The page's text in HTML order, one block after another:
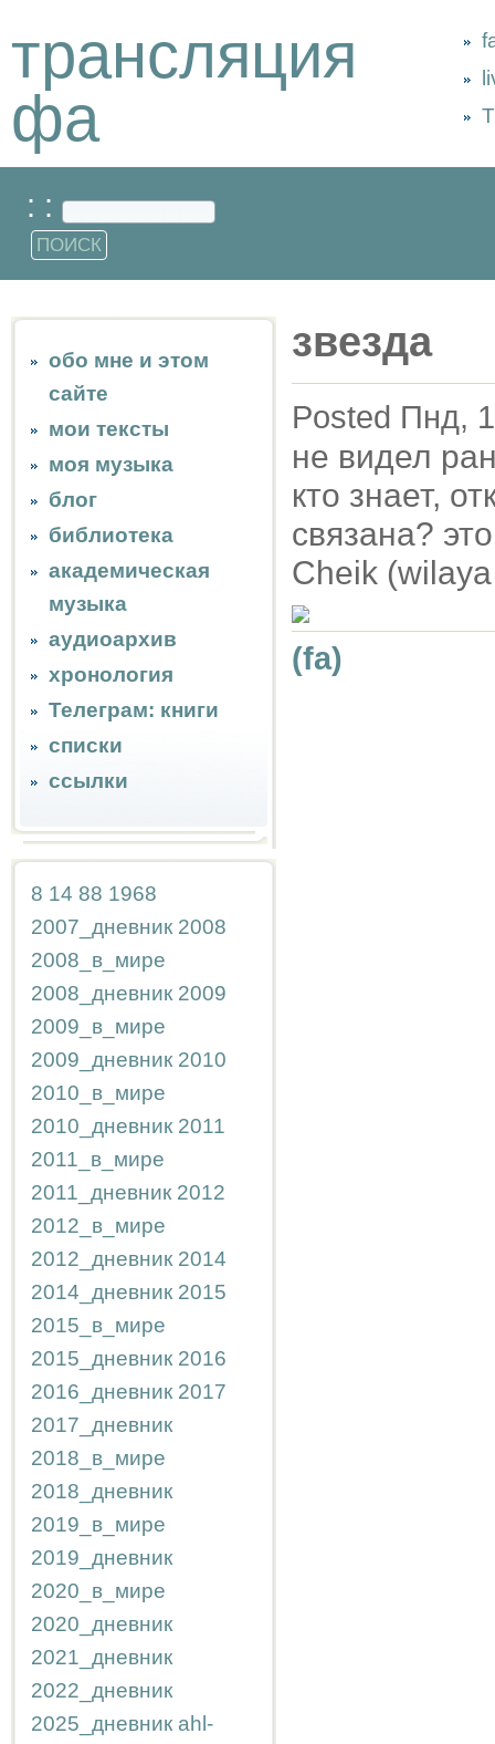
трансляция
фа
: :
обо мне и этом
сайте
мои тексты
моя музыка
блог
библиотека
академическая
музыка
аудиоархив
хронология
Телеграм: книги
списки
ссылки
8 14 88 1968
2007_дневник 2008
2008_в_мире
2008_дневник 2009
2009_в_мире
2009_дневник 2010
2010_в_мире
2010_дневник 2011
2011_в_мире
2011_дневник 2012
2012_в_мире
2012_дневник 2014
2014_дневник 2015
2015_в_мире
2015_дневник 2016
2016_дневник 2017
2017_дневник
2018_в_мире
2018_дневник
2019_в_мире
2019_дневник
2020_в_мире
2020_дневник
2021_дневник
2022_дневник
2025_дневник ahl-
звезда
Posted Пнд,
не видел
кто знает,
связана?
Cheik
(fa)